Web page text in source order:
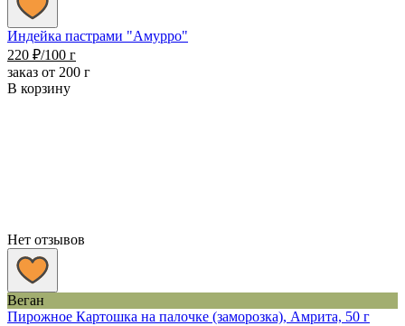
Индейка пастрами "Амурро"
220 ₽/100 г
заказ от 200 г
В корзину
Нет отзывов
Веган
Пирожное Картошка на палочке (заморозка), Амрита, 50 г